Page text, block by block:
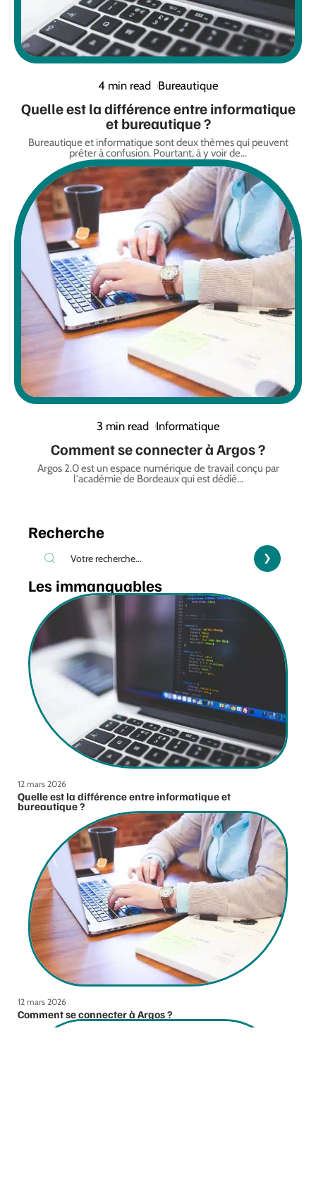
4 min read Bureautique
Quelle est la différence entre informatique
et bureautique ?
Bureautique et informatique sont deux thèmes qui peuvent
prêter à confusion. Pourtant, à y voir de…
3 min read Informatique
Comment se connecter à Argos ?
Argos 2.0 est un espace numérique de travail conçu par
l'académie de Bordeaux qui est dédié…
Recherche
Les immanquables
12 mars 2026
Quelle est la différence entre informatique et
bureautique ?
12 mars 2026
Comment se connecter à Argos ?